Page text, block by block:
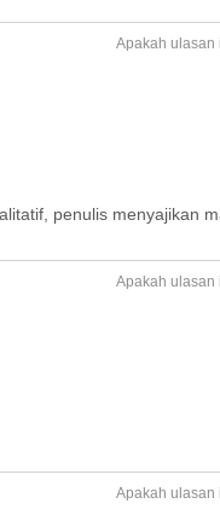
Apakah ulasan
penulis menyajikan
Apakah ulasan
Apakah ulasan